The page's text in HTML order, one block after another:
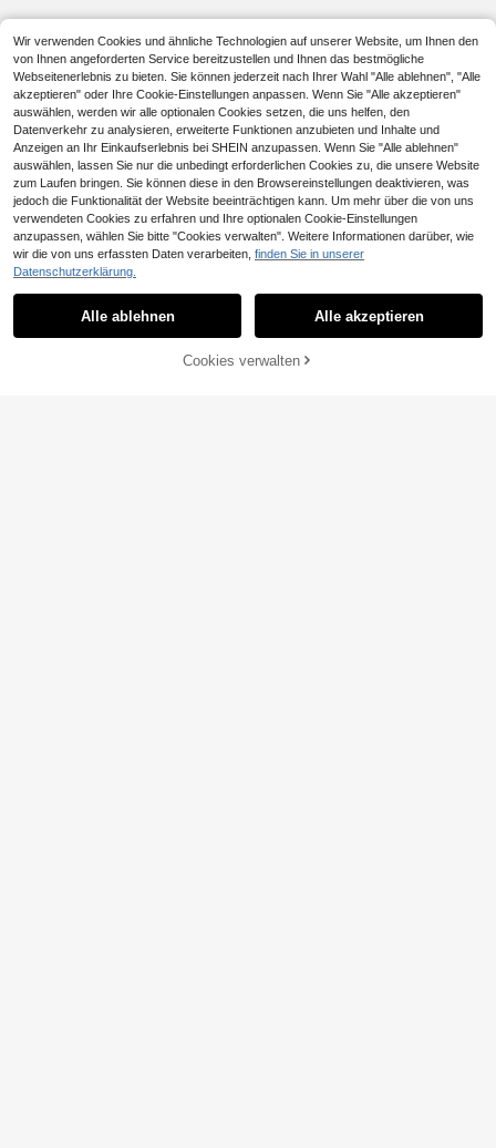
ZUM WARENKORB HINZUFÜGEN
Wir verwenden Cookies und ähnliche Technologien auf unserer Website, um Ihnen den
von Ihnen angeforderten Service bereitzustellen und Ihnen das bestmögliche
Webseitenerlebnis zu bieten. Sie können jederzeit nach Ihrer Wahl "Alle ablehnen", "Alle
akzeptieren" oder Ihre Cookie-Einstellungen anpassen. Wenn Sie "Alle akzeptieren"
auswählen, werden wir alle optionalen Cookies setzen, die uns helfen, den
Datenverkehr zu analysieren, erweiterte Funktionen anzubieten und Inhalte und
Anzeigen an Ihr Einkaufserlebnis bei SHEIN anzupassen. Wenn Sie "Alle ablehnen"
auswählen, lassen Sie nur die unbedingt erforderlichen Cookies zu, die unsere Website
zum Laufen bringen. Sie können diese in den Browsereinstellungen deaktivieren, was
jedoch die Funktionalität der Website beeinträchtigen kann. Um mehr über die von uns
verwendeten Cookies zu erfahren und Ihre optionalen Cookie-Einstellungen
anzupassen, wählen Sie bitte "Cookies verwalten". Weitere Informationen darüber, wie
wir die von uns erfassten Daten verarbeiten, finden Sie in unserer
Datenschutzerklärung.
Alle ablehnen Alle akzeptieren
Cookies verwalten